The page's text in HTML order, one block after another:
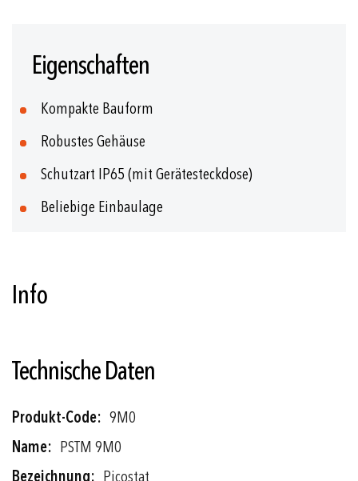
Bildgalerie
Eigenschaften
Kompakte Bauform
Robustes Gehäuse
Schutzart IP65 (mit Gerätesteckdose)
Beliebige Einbaulage
Info
Technische Daten
Weitere
Informationen
9M0
PSTM 9M0
Picostat